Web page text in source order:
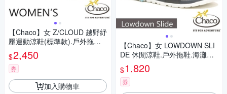
【Chaco】女 Z/CLOUD 越野紓
壓運動涼鞋(標準款).戶外拖鞋.
海灘鞋_CH-ZLW01-HI13 紅嵐
煙霧
$2,450
券
加入購物車
【Chaco】女 LOWDOWN SLI
DE 休閒涼鞋.戶外拖鞋.海灘鞋_
CH-LSW01-HJ22 天際灰藍
$1,820
券